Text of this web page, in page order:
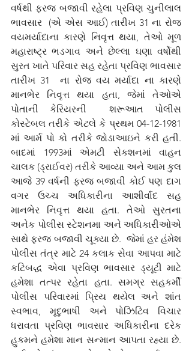
વર્ષથી ફરજ બજાવી રહેલા પ્રવિણ ચુનીલાલ
ભાવસાર  (એ એસ આઈ) તારીખ 31 ના રોજ
વયમર્યાદાના કારણે નિવૃત્ત થયા, તેઓ મૂળ
મહારાષ્ટ્ર ભડગાવ અને છેલ્લા ઘણા વર્ષોથી
સુરત ખાતે પરિવાર સહ રહેતા પ્રવિણ ભાવસાર
તારીખ 31  ના રોજ વય મર્યાદા ના કારણે
માનભેર નિવૃત્ત થયા હતા, જેમાં તેઓએ
પોતાની કેરિયરની  શરૂઆત પોલીસ
કોસ્ટેબલ તરીકે એટલે કે પ્રથમ 04-12-1981
માં આર્મ પો કો તરીકે જોડાઆઇને કરી હતી.
બાદમાં 1993માં એમટી સેકશનમાં વાહન
ચાલક (ડ્રાઈવર) તરીકે આવ્યા અને આમ કુલ
આજે 39 વર્ષની ફરજ બજાવી કોઈ પણ દાગ
વગર ઉચ્ચ અધિકારીના આશીર્વાદ સહ
માનભેર નિવૃત્ત થયા હતા. તેઓ સુરતના
અનેક પોલીસ સ્ટેશનમા અને અધિકારીઓએ
સાથે ફરજ બજાવી ચૂક્યા છે.  જેમાં હર હંમેશ
પોલીસ તંત્ર માટે 24 કલાક સેવા આપવા માટે
કટિબદ્ધ એવા પ્રવિણ ભાવસાર ડ્યૂટી માટે
હમેશા તત્પર રહેતા હતા. સમગ્ર સહકર્મી
પોલીસ પરિવારમાં પ્રિય થયેલ અને શાંત
સ્વભાવ, મૃદુભાષી અને પોઝિટિવ વિચાર
ધરાવતા પ્રવિણ ભાવસાર અધિકારીના દરેક
હુકમને હમેશા માન સન્માન આપતા રહ્યા છે.